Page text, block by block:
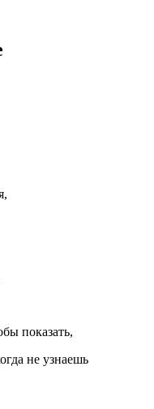
показать,
не узнаешь